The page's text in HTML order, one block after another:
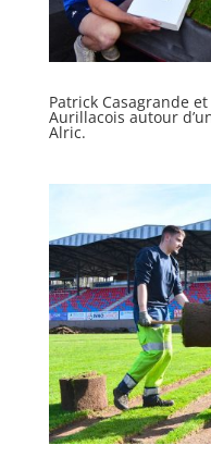
Patrick Casagrande
Aurillacois autour
Alric.